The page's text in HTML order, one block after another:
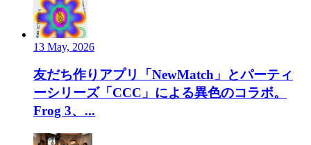
13 May, 2026
友だち作りアプリ「NewMatch」とパーティ
ーシリーズ「CCC」による異色のコラボ。
Frog 3、...